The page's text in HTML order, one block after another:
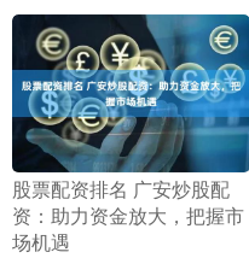
​股票配资排名 广安炒股配
资：助力资金放大，把握市
场机遇